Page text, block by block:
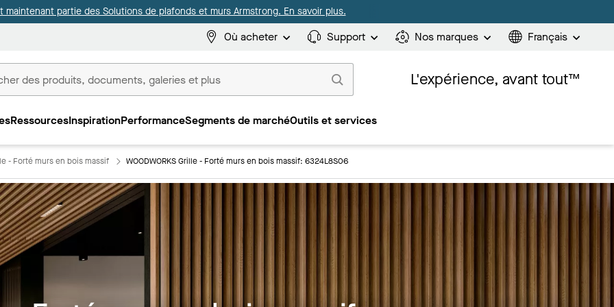
maintenant partie des Solutions de plafonds et murs Armstrong. En savoir plus.
Où acheter Support Nos marques Français
L'expérience, avant tout™
RessourcesInspirationPerformanceSegments de marchéOutils et services
- Forté murs en bois massif WOODWORKS Grille - Forté murs en bois massif: 6324L8S06